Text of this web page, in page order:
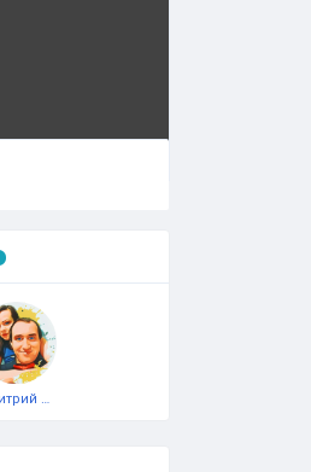
Дмитрий Чеботарёв